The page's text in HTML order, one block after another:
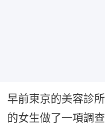
早前東京的美容診
的女生做了一項調